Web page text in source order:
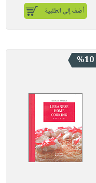
أضف إلى الطلبية
%10